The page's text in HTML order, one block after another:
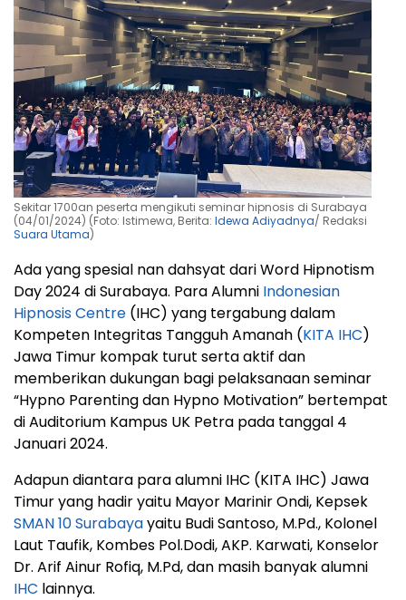
Sekitar 1700an peserta mengikuti seminar hipnosis di Surabaya
(04/01/2024) (Foto: Istimewa, Berita: Idewa Adiyadnya/ Redaksi
Suara Utama)
Ada yang spesial nan dahsyat dari Word Hipnotism
Day 2024 di Surabaya. Para Alumni Indonesian
Hipnosis Centre (IHC) yang tergabung dalam
Kompeten Integritas Tangguh Amanah (KITA IHC)
Jawa Timur kompak turut serta aktif dan
memberikan dukungan bagi pelaksanaan seminar
“Hypno Parenting dan Hypno Motivation” bertempat
di Auditorium Kampus UK Petra pada tanggal 4
Januari 2024.
Adapun diantara para alumni IHC (KITA IHC) Jawa
Timur yang hadir yaitu Mayor Marinir Ondi, Kepsek
SMAN 10 Surabayayaitu Budi Santoso, M.Pd., Kolonel
Laut Taufik, Kombes Pol.Dodi, AKP. Karwati, Konselor
Dr. Arif Ainur Rofiq, M.Pd, dan masih banyak alumni
IHC lainnya.